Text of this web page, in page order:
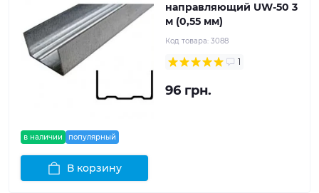
в наличии популярный
направляющий UW-50 3
м (0,55 мм)
Код товара: 3088
1
96 грн.
В корзину